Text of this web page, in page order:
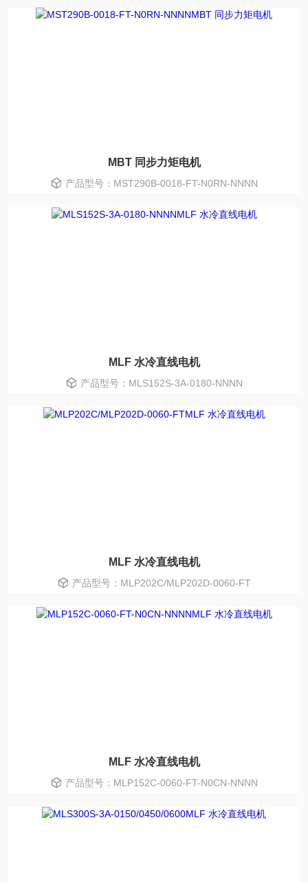
MBT 同步力矩电机
产品型号：MST290B-0018-FT-N0RN-NNNN
MLF 水冷直线电机
产品型号：MLS152S-3A-0180-NNNN
MLF 水冷直线电机
产品型号：MLP202C/MLP202D-0060-FT
MLF 水冷直线电机
产品型号：MLP152C-0060-FT-N0CN-NNNN